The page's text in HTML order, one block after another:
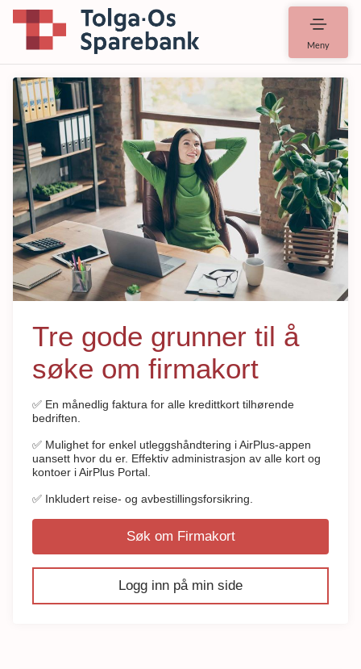
Meny
Tre gode grunner til å
søke om firmakort
✅ En månedlig faktura for alle kredittkort tilhørende
bedriften.
✅ Mulighet for enkel utleggshåndtering i AirPlus-appen
uansett hvor du er. Effektiv administrasjon av alle kort og
kontoer i AirPlus Portal.
✅ Inkludert reise- og avbestillingsforsikring.
Logg inn på min side
Søk om Firmakort